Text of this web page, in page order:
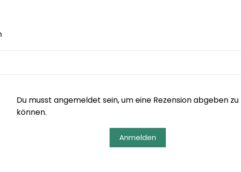
Du musst angemeldet sein, um eine Rezension abgeben zu
können.
Anmelden